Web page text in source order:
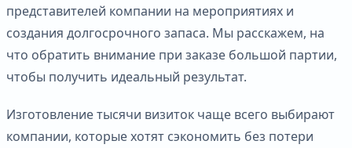
представителей компании на мероприятиях и
создания долгосрочного запаса. Мы расскажем, на
что обратить внимание при заказе большой партии,
чтобы получить идеальный результат.
Изготовление тысячи визиток чаще всего выбирают
компании, которые хотят сэкономить без потери